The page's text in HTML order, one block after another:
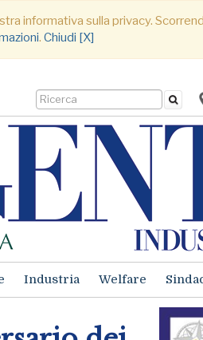
informativa sulla privacy.
. Chiudi [X]
Industria Welfare